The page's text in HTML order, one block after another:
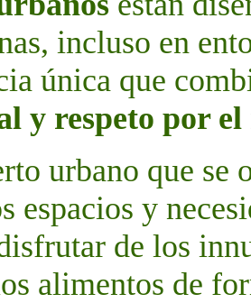
incluso en
única que
y respeto por
urbano que se
espacios y
de los
alimentos de